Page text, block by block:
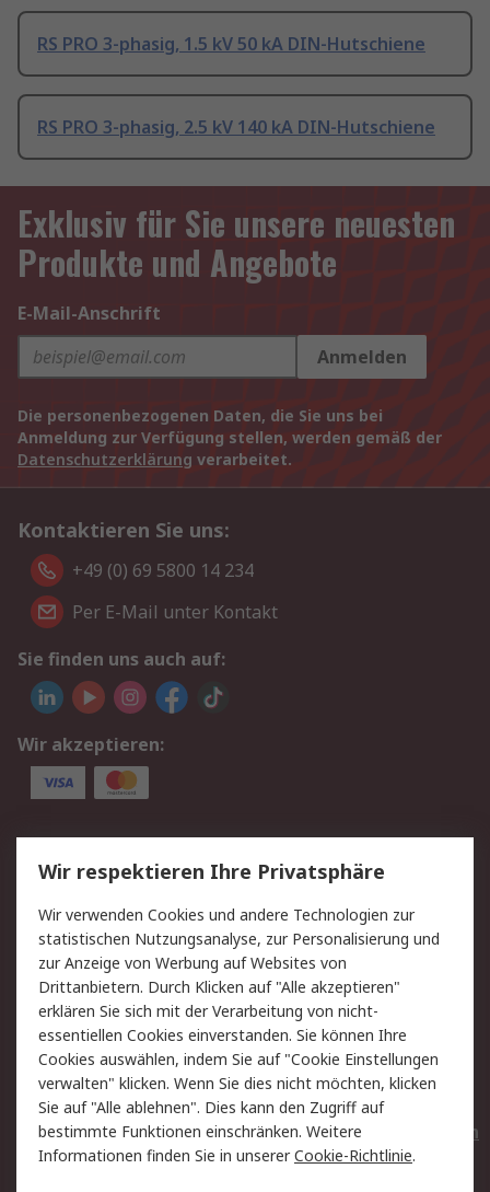
RS PRO 3-phasig, 1.5 kV 50 kA DIN-Hutschiene
RS PRO 3-phasig, 2.5 kV 140 kA DIN-Hutschiene
Exklusiv für Sie unsere neuesten
Produkte und Angebote
E-Mail-Anschrift
Anmelden
Die personenbezogenen Daten, die Sie uns bei
Anmeldung zur Verfügung stellen, werden gemäß der
Datenschutzerklärung verarbeitet.
Kontaktieren Sie uns:
+49 (0) 69 5800 14 234
Per E-Mail unter Kontakt
Sie finden uns auch auf:
Wir akzeptieren:
Service
Value Added Services
Lieferlösungen
Rücksendungen
Kontakt
Hilfe
Privatkunden
Rechtliches
AGB
Datenschutz
Cookie-Richtlinie
Zahlungsbedingungen
Copyright/Impressum
Entsorgung
Elektrogeräte/Batterien
Wir respektieren Ihre Privatsphäre
Wir verwenden Cookies und andere Technologien zur
statistischen Nutzungsanalyse, zur Personalisierung und
zur Anzeige von Werbung auf Websites von
Drittanbietern. Durch Klicken auf "Alle akzeptieren"
erklären Sie sich mit der Verarbeitung von nicht-
essentiellen Cookies einverstanden. Sie können Ihre
Cookies auswählen, indem Sie auf "Cookie Einstellungen
verwalten" klicken. Wenn Sie dies nicht möchten, klicken
Sie auf "Alle ablehnen". Dies kann den Zugriff auf
bestimmte Funktionen einschränken. Weitere
Informationen finden Sie in unsererCookie-Richtlinie.